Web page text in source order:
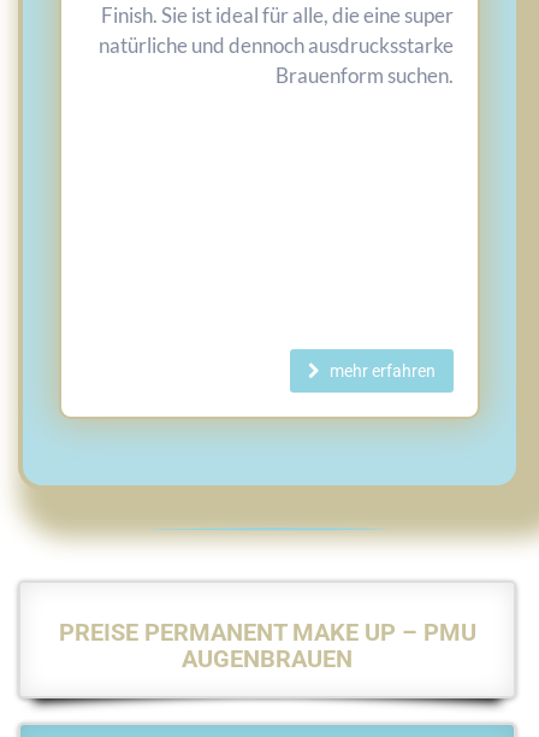
Finish. Sie ist ideal für alle, die eine super
natürliche und dennoch ausdrucksstarke
Brauenform suchen.
mehr erfahren
PREISE PERMANENT MAKE UP – PMU
AUGENBRAUEN